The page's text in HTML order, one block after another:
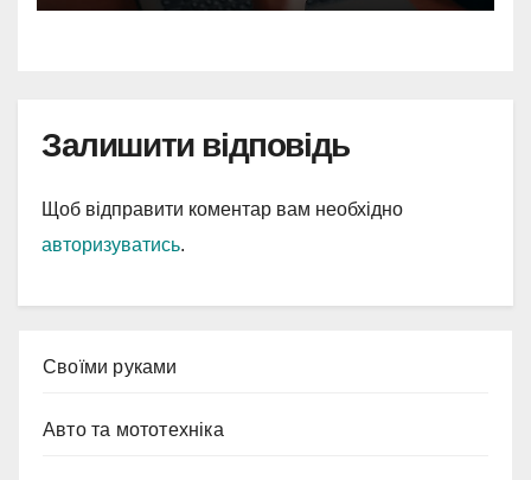
Залишити відповідь
Щоб відправити коментар вам необхідно
авторизуватись.
Cвоїми руками
Авто та мототехніка